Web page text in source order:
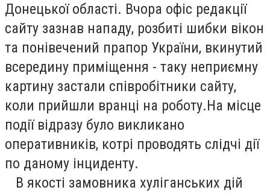
Донецької області. Вчора офіс редакції
сайту зазнав нападу, розбиті шибки вікон
та понівечений прапор України, вкинутий
всередину приміщення - таку неприємну
картину застали співробітники сайту,
коли прийшли вранці на роботу.На місце
події відразу було викликано
оперативників, котрі проводять слідчі дії
по даному інциденту.
В якості замовника хуліганських дій